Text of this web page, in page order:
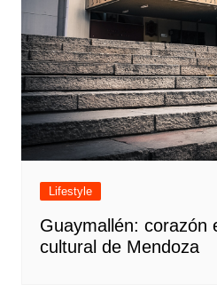
Lifestyle
Guaymallén: corazón
cultural de Mendoza